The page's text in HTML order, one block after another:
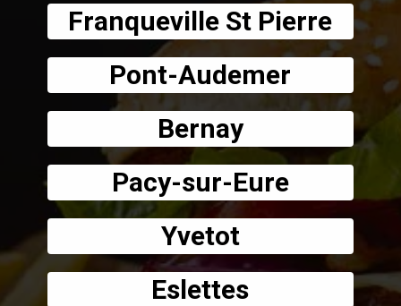
Franqueville St Pierre
Pont-Audemer
Bernay
Pacy-sur-Eure
Yvetot
Eslettes